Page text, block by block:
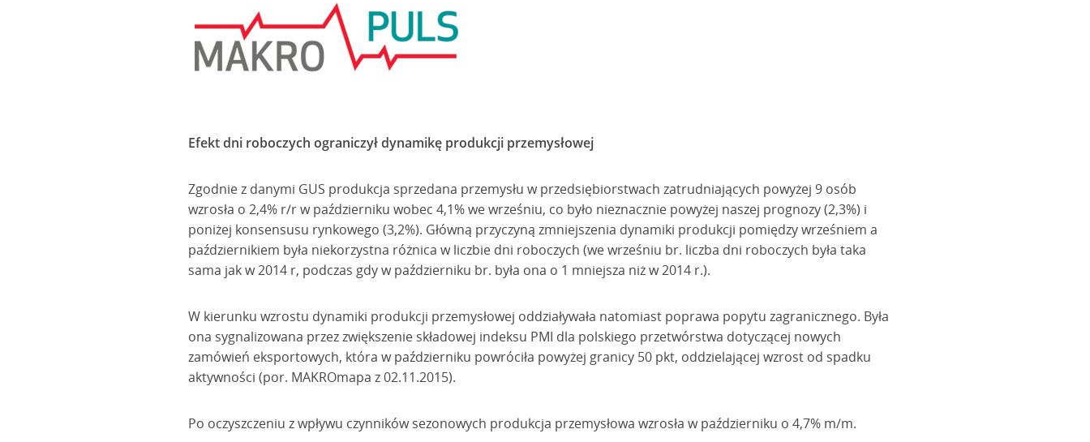
Efekt dni roboczych ograniczył dynamikę produkcji przemysłowej
Zgodnie z danymi GUS produkcja sprzedana przemysłu w przedsiębiorstwach zatrudniających powyżej 9 osób
wzrosła o 2,4% r/r w październiku wobec 4,1% we wrześniu, co było nieznacznie powyżej naszej prognozy (2,3%) i
poniżej konsensusu rynkowego (3,2%). Główną przyczyną zmniejszenia dynamiki produkcji pomiędzy wrześniem a
październikiem była niekorzystna różnica w liczbie dni roboczych (we wrześniu br. liczba dni roboczych była taka
sama jak w 2014 r, podczas gdy w październiku br. była ona o 1 mniejsza niż w 2014 r.).
W kierunku wzrostu dynamiki produkcji przemysłowej oddziaływała natomiast poprawa popytu zagranicznego. Była
ona sygnalizowana przez zwiększenie składowej indeksu PMI dla polskiego przetwórstwa dotyczącej nowych
zamówień eksportowych, która w październiku powróciła powyżej granicy 50 pkt, oddzielającej wzrost od spadku
aktywności (por. MAKROmapa z 02.11.2015).
Po oczyszczeniu z wpływu czynników sezonowych produkcja przemysłowa wzrosła w październiku o 4,7% m/m.